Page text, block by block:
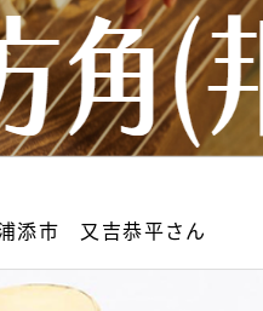
添市 又吉恭平さん